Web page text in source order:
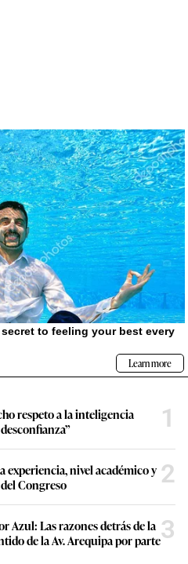
respeto a la inteligencia
1
experiencia, nivel académico y
Congreso
2
Azul: Las razones detrás de la
de la Av. Arequipa por parte3